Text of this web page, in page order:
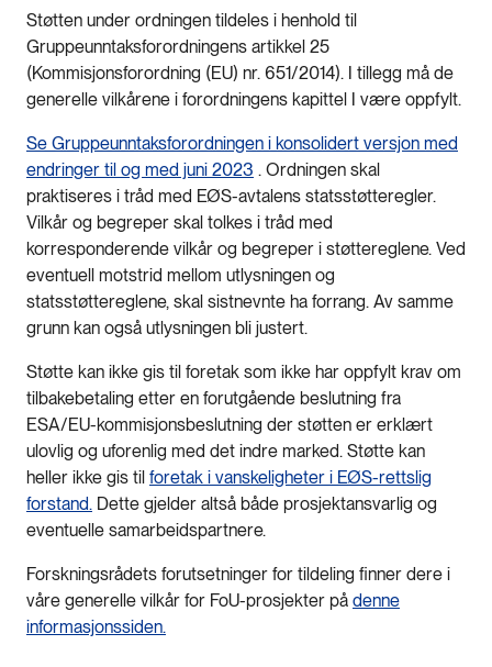
Støtten under ordningen tildeles i henhold til
Gruppeunntaksforordningens artikkel 25
(Kommisjonsforordning (EU) nr. 651/2014). I tillegg må de
generelle vilkårene i forordningens kapittel I være oppfylt.
Se Gruppeunntaksforordningen i konsolidert versjon med
endringer til og med juni 2023 . Ordningen skal
praktiseres i tråd med EØS-avtalens statsstøtteregler.
Vilkår og begreper skal tolkes i tråd med
korresponderende vilkår og begreper i støttereglene. Ved
eventuell motstrid mellom utlysningen og
statsstøttereglene, skal sistnevnte ha forrang. Av samme
grunn kan også utlysningen bli justert.
Støtte kan ikke gis til foretak som ikke har oppfylt krav om
tilbakebetaling etter en forutgående beslutning fra
ESA/EU-kommisjonsbeslutning der støtten er erklært
ulovlig og uforenlig med det indre marked. Støtte kan
heller ikke gis til foretak i vanskeligheter i EØS-rettslig
forstand. Dette gjelder altså både prosjektansvarlig og
eventuelle samarbeidspartnere.
Forskningsrådets forutsetninger for tildeling finner dere i
våre generelle vilkår for FoU-prosjekter på denne
informasjonssiden.